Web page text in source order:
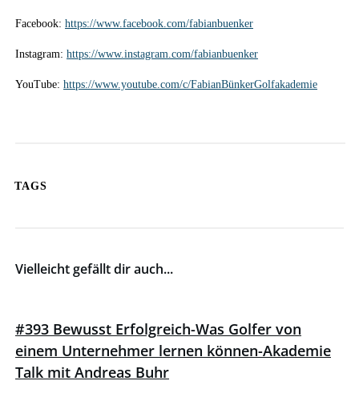
Facebook: https://www.facebook.com/fabianbuenker
Instagram: https://www.instagram.com/fabianbuenker
YouTube: https://www.youtube.com/c/FabianBünkerGolfakademie
TAGS
Vielleicht gefällt dir auch...
#393 Bewusst Erfolgreich-Was Golfer von
einem Unternehmer lernen können-Akademie
Talk mit Andreas Buhr